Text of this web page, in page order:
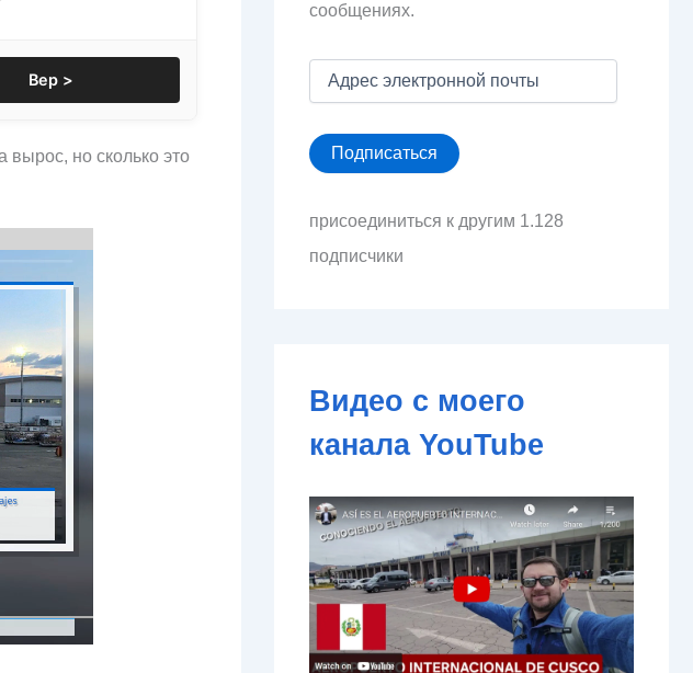
Вер >
вырос, но сколько это
сообщениях.
е
с
е
т
й
о
ы
Подписаться
присоединиться к другим 1.128
подписчики
Видео с моего
канала YouTube